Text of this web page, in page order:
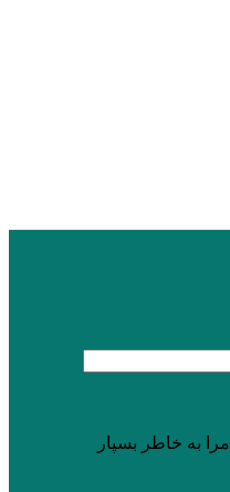
مرا به خاطر بسپار